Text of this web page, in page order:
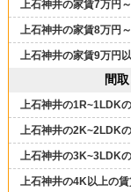
上石神井の家賃7万円
上石神井の家賃8万円
上石神井の家賃9万円
間
上石神井の1R~1LDK
上石神井の2K~2LDK
上石神井の3K~3LDK
上石神井の4K以上の